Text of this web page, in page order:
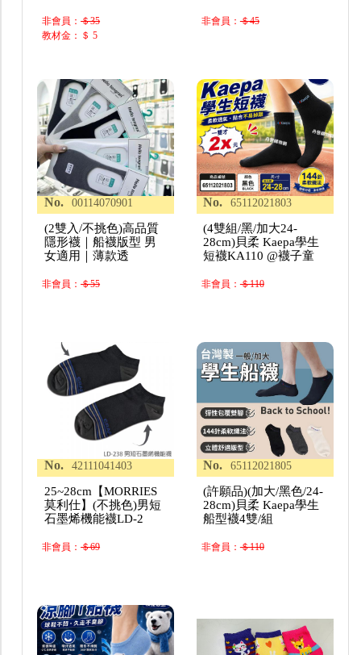
非會員：＄35
教材金：＄ 5
非會員：＄45
No. 00114070901
(2雙入/不挑色)高品質
隱形襪｜船襪版型 男
女適用｜薄款透
非會員：＄55
No. 65112021803
(4雙組/黑/加大24-
28cm)貝柔 Kaepa學生
短襪KA110 @襪子童
非會員：＄110
No. 42111041403
25~28cm【MORRIES
莫利仕】(不挑色)男短
石墨烯機能襪LD-2
非會員：＄69
No. 65112021805
(許願品)(加大/黑色/24-
28cm)貝柔 Kaepa學生
船型襪4雙/組
非會員：＄110